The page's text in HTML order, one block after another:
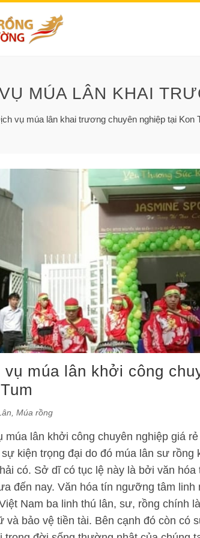
MÚA LÂN KHAI
vụ múa lân khai trương chuyên nghiệp tại Kon
vụ múa lân khởi công
Múa rồng
múa lân khởi công chuyên nghiệp giá
kiện trọng đại do đó múa lân sư
có. Sở dĩ có tục lệ này là bởi văn
đến nay. Văn hóa tín ngưỡng tâm
Nam ba linh thú lân, sư, rồng chính
và bảo vệ tiền tài. Bên cạnh đó còn có